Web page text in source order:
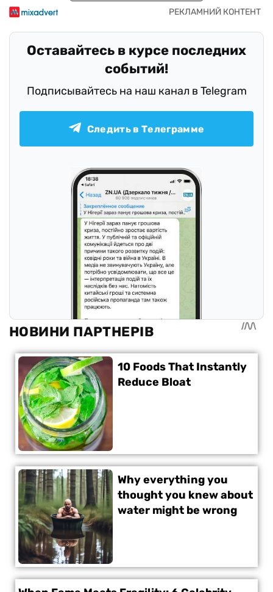
Оставайтесь в курсе последних
событий!
Подписывайтесь на наш канал в Telegram
Следить в Телеграмме